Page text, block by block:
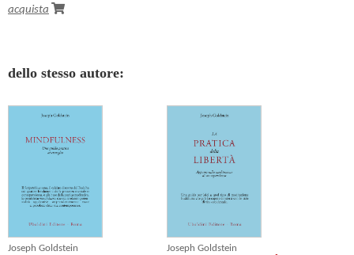
acquista
dello stesso autore:
Joseph Goldstein
Joseph Goldstein